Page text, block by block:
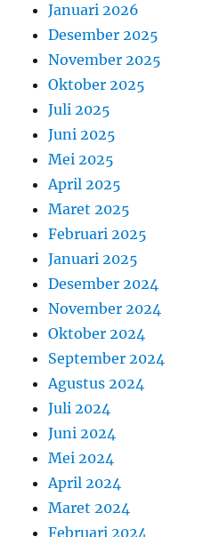
Januari 2026
Desember 2025
November 2025
Oktober 2025
Juli 2025
Juni 2025
Mei 2025
April 2025
Maret 2025
Februari 2025
Januari 2025
Desember 2024
November 2024
Oktober 2024
September 2024
Agustus 2024
Juli 2024
Juni 2024
Mei 2024
April 2024
Maret 2024
Februari 2024